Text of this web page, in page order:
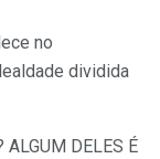
no
dividida
ALGUM DELES É